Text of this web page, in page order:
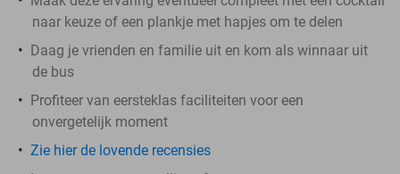
naar keuze of een plankje met hapjes om te delen
Daag je vrienden en familie uit en kom als winnaar uit
de bus
Profiteer van eersteklas faciliteiten voor een
onvergetelijk moment
Zie hier de lovende recensies